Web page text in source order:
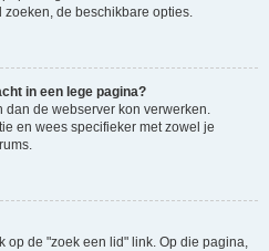
de beschikbare opties.
in een lege pagina?
dan de webserver kon verwerken.
en wees specifieker met zowel je
op de "zoek een lid" link. Op die pagina,